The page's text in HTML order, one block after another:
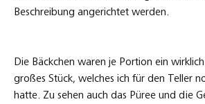
Beschreibung angerichtet werden.
Die Bäckchen waren je Portion ein
großes Stück, welches ich für den Teller
hatte. Zu sehen auch das Püree und die